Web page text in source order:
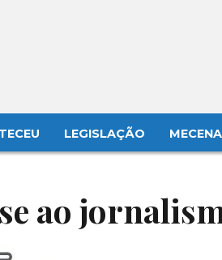
LEGISLAÇÃO
ao